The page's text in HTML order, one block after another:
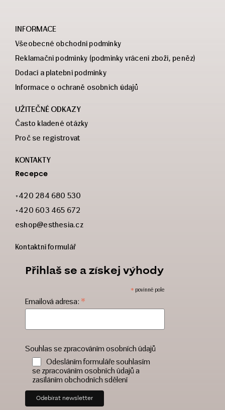
INFORMACE
Všeobecné obchodní podmínky
Reklamační podmínky (podmínky vrácení zboží, peněz)
Dodací a platební podmínky
Informace o ochraně osobních údajů
UŽITEČNÉ ODKAZY
Často kladené otázky
Proč se registrovat
KONTAKTY
Recepce
+420 284 680 530
+420 603 465 672
eshop@esthesia.cz
Kontaktní formulář
Přihlaš se a získej výhody
* povinné pole
Emailová adresa: *
Souhlas se zpracováním osobních údajů
Odesláním formuláře souhlasím
se zpracováním osobních údajů a
zasíláním obchodních sdělení